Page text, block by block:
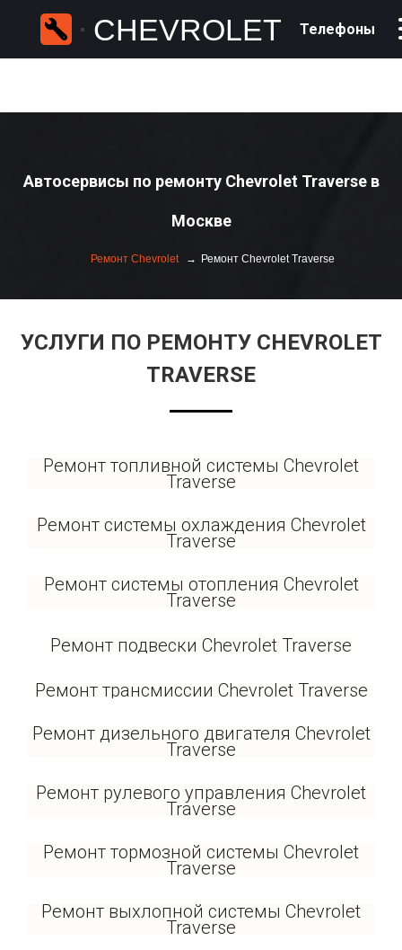
CHEVROLET Телефоны
Автосервисы по ремонту Chevrolet Traverse в
Москве
Ремонт Chevrolet Ремонт Chevrolet Traverse
УСЛУГИ ПО РЕМОНТУ CHEVROLET
TRAVERSE
Ремонт топливной системы Chevrolet
Traverse
Ремонт системы охлаждения Chevrolet
Traverse
Ремонт системы отопления Chevrolet
Traverse
Ремонт подвески Chevrolet Traverse
Ремонт трансмиссии Chevrolet Traverse
Ремонт дизельного двигателя Chevrolet
Traverse
Ремонт рулевого управления Chevrolet
Traverse
Ремонт тормозной системы Chevrolet
Traverse
Ремонт выхлопной системы Chevrolet
Traverse